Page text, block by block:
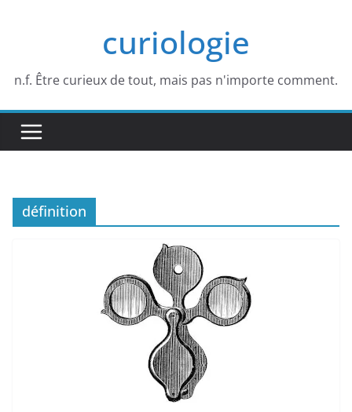
curiologie
n.f. Être curieux de tout, mais pas n'importe comment.
définition